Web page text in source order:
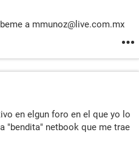
a mmunoz@live.com.mx
en elgun foro en el que yo lo
"bendita" netbook que me trae